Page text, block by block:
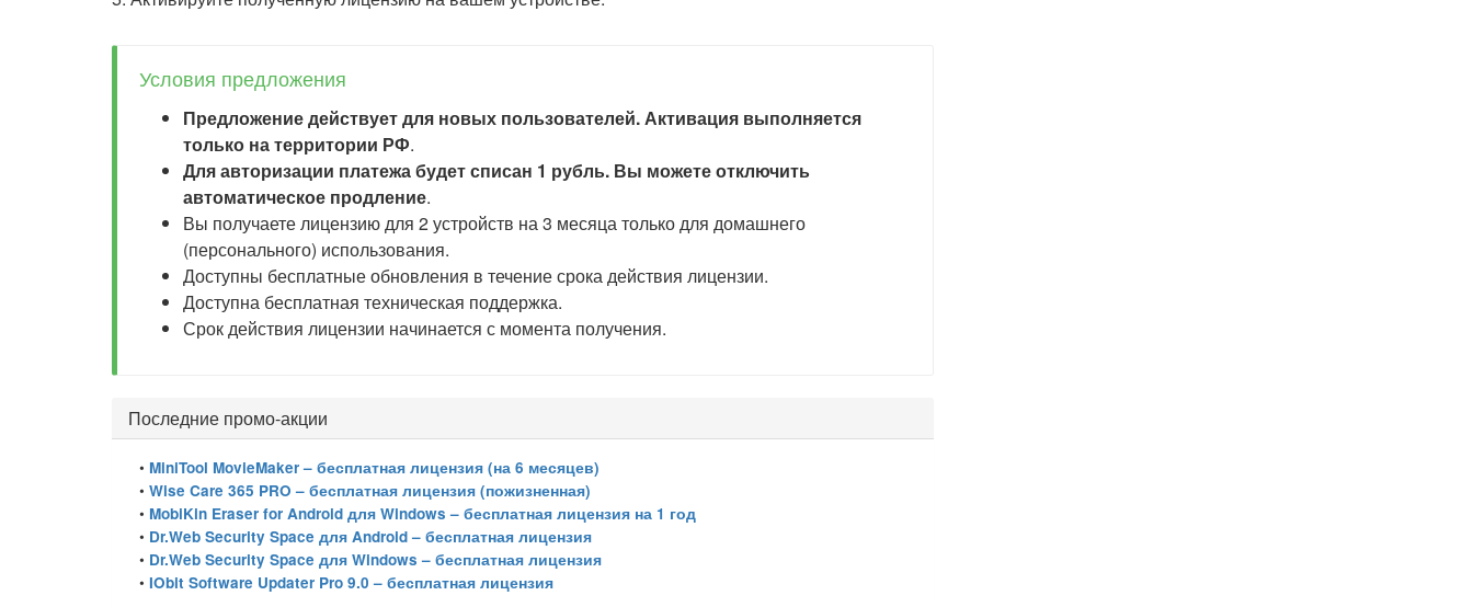
Условия предложения
Предложение действует для новых пользователей. Активация выполняется
только на территории РФ.
Для авторизации платежа будет списан 1 рубль. Вы можете отключить
автоматическое продление.
Вы получаете лицензию для 2 устройств на 3 месяца только для домашнего
(персонального) использования.
Доступны бесплатные обновления в течение срока действия лицензии.
Доступна бесплатная техническая поддержка.
Срок действия лицензии начинается с момента получения.
Последние промо-акции
• MiniTool MovieMaker – бесплатная лицензия (на 6 месяцев)
• Wise Care 365 PRO – бесплатная лицензия (пожизненная)
• MobiKin Eraser for Android для Windows – бесплатная лицензия на 1 год
• Dr.Web Security Space для Android – бесплатная лицензия
• Dr.Web Security Space для Windows – бесплатная лицензия
• IObit Software Updater Pro 9.0 – бесплатная лицензия